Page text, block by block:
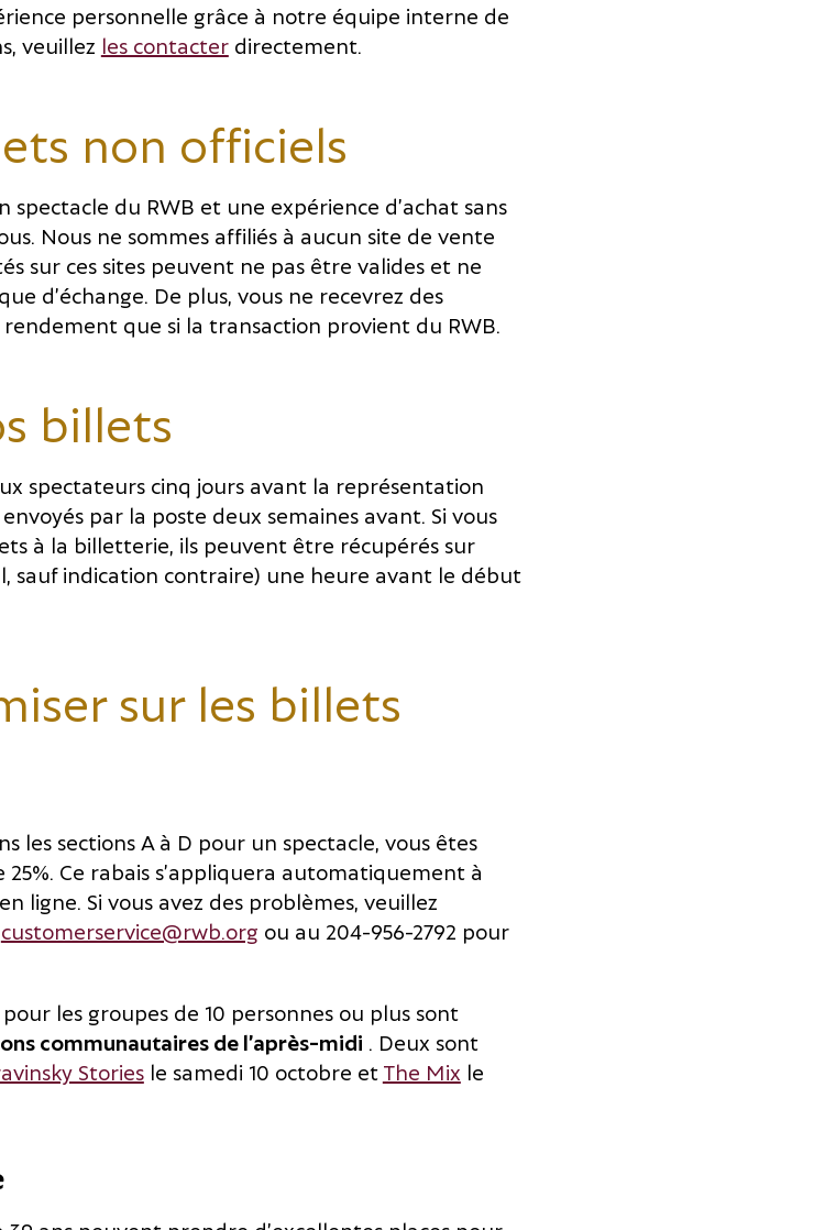
personnelle grâce à notre équipe interne de
veuillez les contacterdirectement.
non officiels
du RWB et une expérience d’achat sans
Nous ne sommes affiliés à aucun site de vente
sur ces sites peuvent ne pas être valides et ne
d’échange. De plus, vous ne recevrez des
que si la transaction provient du RWB.
billets
spectateurs cinq jours avant la représentation
par la poste deux semaines avant. Si vous
à la billetterie, ils peuvent être récupérés sur
sauf indication contraire) une heure avant le début
sur les billets
les sections A à D pour un spectacle, vous êtes
Ce rabais s’appliquera automatiquement à
ligne. Si vous avez des problèmes, veuillez
customerservice@rwb.org ou au 204-956-2792 pour
les groupes de 10 personnes ou plus sont
communautaires de l’après-midi . Deux sont
Storiesle samedi 10 octobre et The Mix le